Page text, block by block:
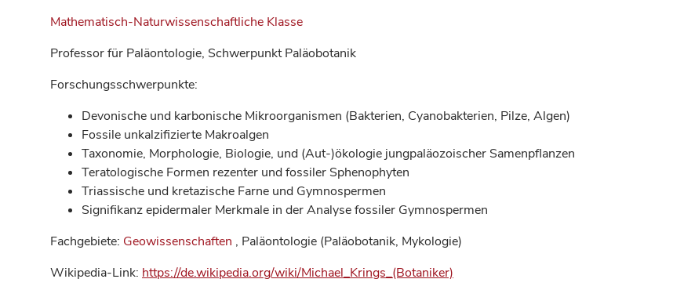
Mathematisch-Naturwissenschaftliche Klasse
Professor für Paläontologie, Schwerpunkt Paläobotanik
Forschungsschwerpunkte:
Devonische und karbonische Mikroorganismen (Bakterien, Cyanobakterien, Pilze, Algen)
Fossile unkalzifizierte Makroalgen
Taxonomie, Morphologie, Biologie, und (Aut-)ökologie jungpaläozoischer Samenpflanzen
Teratologische Formen rezenter und fossiler Sphenophyten
Triassische und kretazische Farne und Gymnospermen
Signifikanz epidermaler Merkmale in der Analyse fossiler Gymnospermen
Fachgebiete: Geowissenschaften , Paläontologie (Paläobotanik, Mykologie)
Wikipedia-Link: https://de.wikipedia.org/wiki/Michael_Krings_(Botaniker)